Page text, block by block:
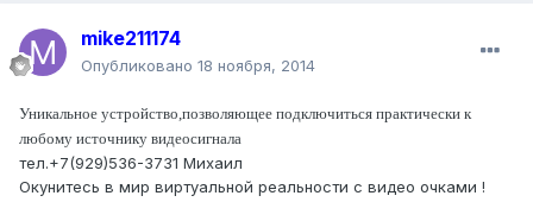
mike211174
Опубликовано 18 ноября, 2014
Уникальное устройство,позволяющее подключиться практически к
любому источнику видеосигнала
тел.+7(929)536-3731 Михаил
Окунитесь в мир виртуальной реальности с видео очками !